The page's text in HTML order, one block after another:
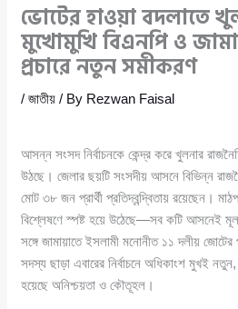
ভোটের হাওয়া বদলাতে
মুখোমুখি বিএনপি ও
প্রচারে নতুন সমীকরণ
/জাতীয় / By Rezwan Faisal
আসন্ন সংসদ নির্বাচনকে কেন্দ্র করে খুলনার
উঠছে। জেলার ছয়টি সংসদীয় আসনে বিভিন্ন
মোট ৩৮ জন প্রার্থী প্রতিদ্বন্দ্বিতায় রয়েছেন।
বিশ্লেষণে স্পষ্ট হয়ে উঠেছে—সব কটি আসনেই মূল
সঙ্গে জামায়াতে ইসলামী মনোনীত ১১ দলীয়
সদস্য ছাড়া এবারের নির্বাচনে অধিকাংশ মুখই
হয়েছে অনিশ্চয়তা ও কৌতূহল।